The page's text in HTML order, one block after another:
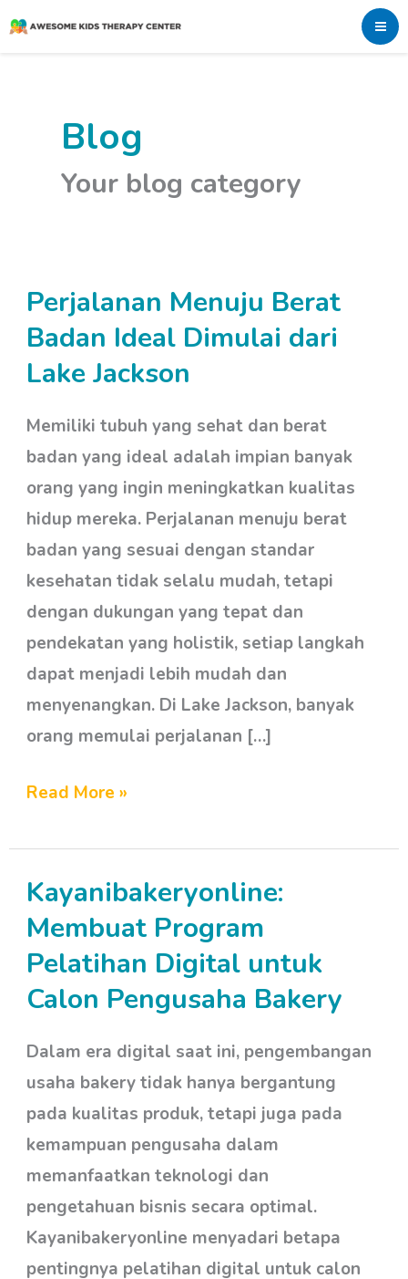
Skip
Blog
Your blog category
Perjalanan Menuju Berat
Badan Ideal Dimulai dari
Lake Jackson
Memiliki tubuh yang sehat dan berat
badan yang ideal adalah impian banyak
orang yang ingin meningkatkan kualitas
hidup mereka. Perjalanan menuju berat
badan yang sesuai dengan standar
kesehatan tidak selalu mudah, tetapi
dengan dukungan yang tepat dan
pendekatan yang holistik, setiap langkah
dapat menjadi lebih mudah dan
menyenangkan. Di Lake Jackson, banyak
orang memulai perjalanan […]
Perjalanan
Menuju
Berat
Ideal
Dimulai
dari
Lake
Jackson
Read More »
Kayanibakeryonline:
Membuat Program
Pelatihan Digital untuk
Calon Pengusaha Bakery
Dalam era digital saat ini, pengembangan
usaha bakery tidak hanya bergantung
pada kualitas produk, tetapi juga pada
kemampuan pengusaha dalam
memanfaatkan teknologi dan
pengetahuan bisnis secara optimal.
Kayanibakeryonline menyadari betapa
pentingnya pelatihan digital untuk calon
Kayanibakeryonline:
Membuat
Program
Digital
untuk
Calon
Pengusaha
Bakery